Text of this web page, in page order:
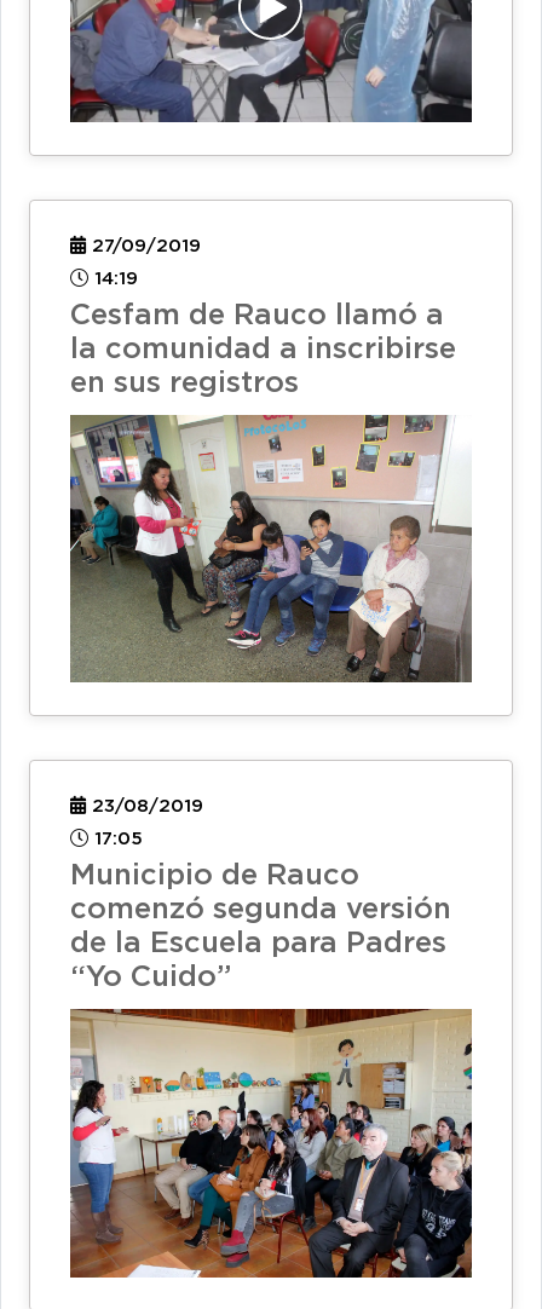
27/09/2019
14:19
Cesfam de Rauco llamó a
la comunidad a inscribirse
en sus registros
23/08/2019
17:05
Municipio de Rauco
comenzó segunda versión
de la Escuela para Padres
“Yo Cuido”